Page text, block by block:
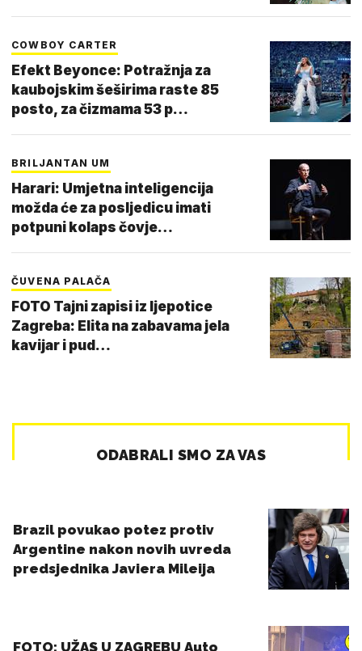
COWBOY CARTER
Efekt Beyonce: Potražnja za
kaubojskim šeširima raste 85
posto, za čizmama 53 p…
BRILJANTAN UM
Harari: Umjetna inteligencija
možda će za posljedicu imati
potpuni kolaps čovje…
ČUVENA PALAČA
FOTO Tajni zapisi iz ljepotice
Zagreba: Elita na zabavama jela
kavijar i pud…